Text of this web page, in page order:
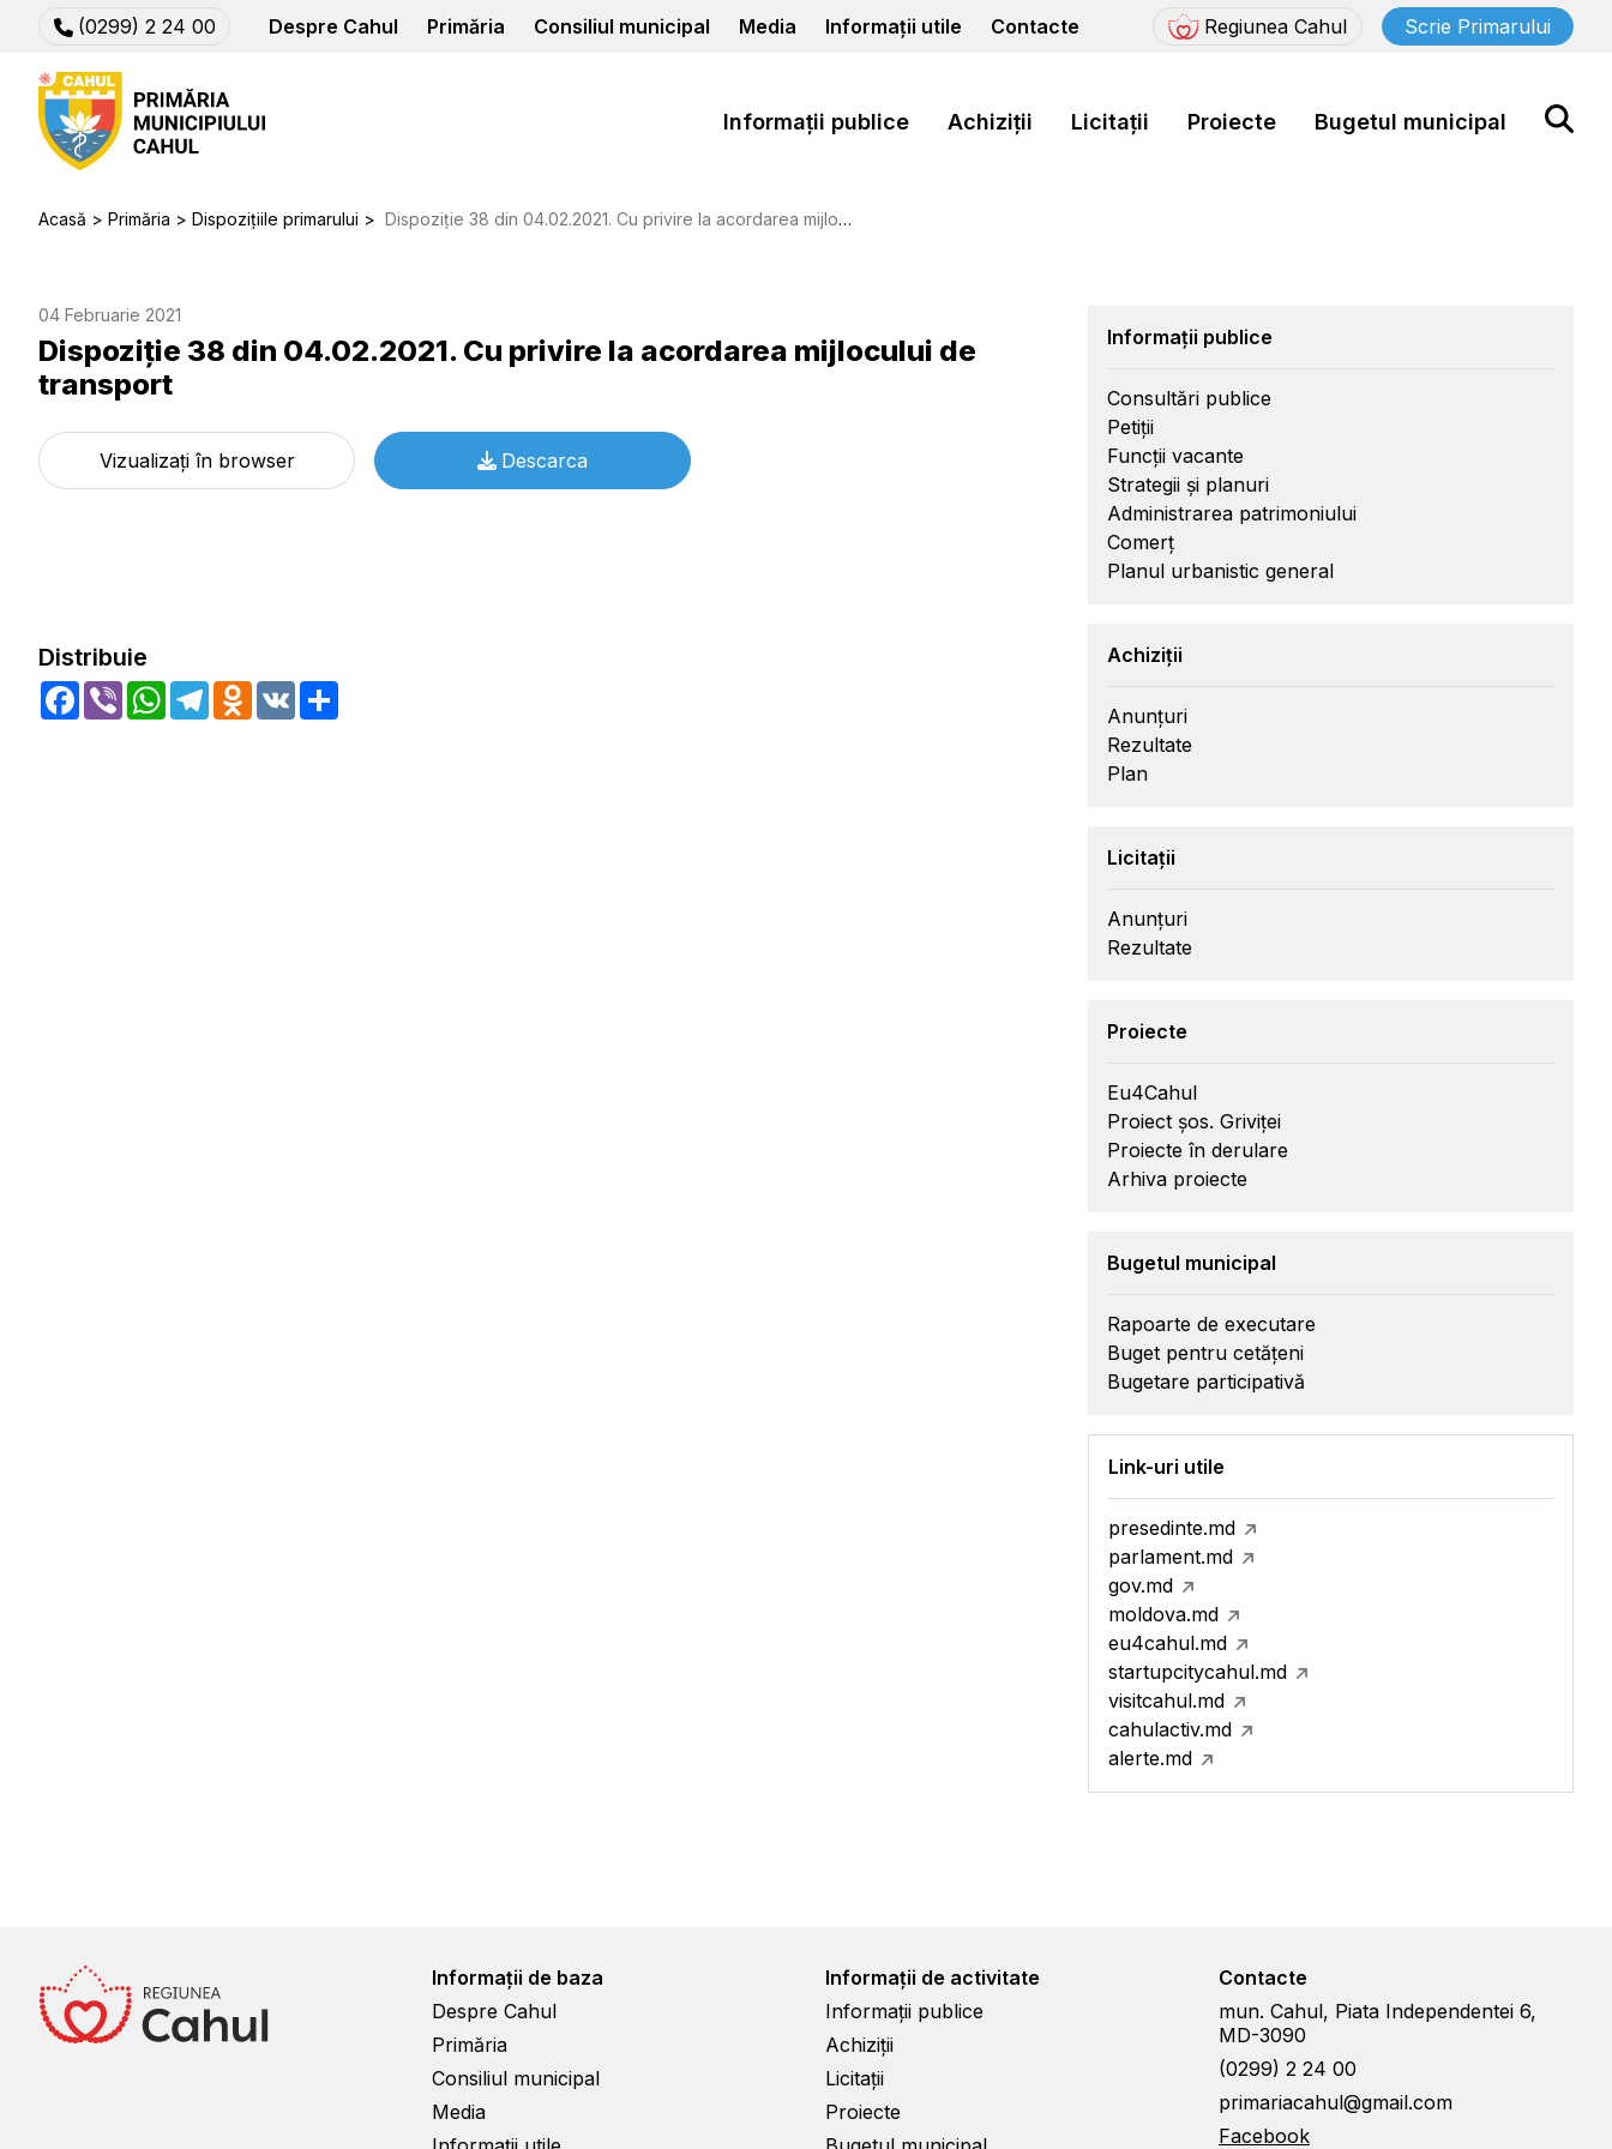
(0299) 2 24 00 Despre Cahul Primăria Consiliul municipal Media Informații utile Contacte Regiunea Cahul Scrie Primarului
Informații publice Achiziții Licitații Proiecte Bugetul municipal
Acasă Primăria Dispozițiile primarului Dispoziție 38 din 04.02.2021. Cu privire la acordarea mijlocului de transport
04 Februarie 2021
Dispoziție 38 din 04.02.2021. Cu privire la acordarea mijlocului de
transport
Vizualizați în browser Descarca
Distribuie
Facebook
Viber WhatsApp
TelegramOdnoklassniki
VK
Informații publice
Consultări publice
Petiții
Funcții vacante
Strategii și planuri
Administrarea patrimoniului
Comerț
Planul urbanistic general
Achiziții
Anunțuri
Rezultate
Plan
Licitații
Anunțuri
Rezultate
Proiecte
Eu4Cahul
Proiect șos. Griviței
Proiecte în derulare
Arhiva proiecte
Bugetul municipal
Rapoarte de executare
Buget pentru cetățeni
Bugetare participativă
Link-uri utile
presedinte.md
parlament.md
gov.md
moldova.md
eu4cahul.md
startupcitycahul.md
visitcahul.md
cahulactiv.md
alerte.md
Informații de baza
Despre Cahul
Primăria
Consiliul municipal
Media
Informații de activitate
Informații publice
Achiziții
Licitații
Proiecte
Contacte
mun. Cahul, Piata Independentei 6,
MD-3090
(0299) 2 24 00
primariacahul@gmail.com
Facebook